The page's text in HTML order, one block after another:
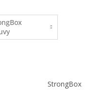
StrongBox